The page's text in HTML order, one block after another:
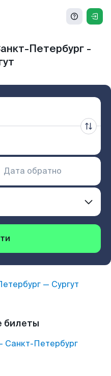
Петербург -
— Сургут
билеты
Санкт-Петербург